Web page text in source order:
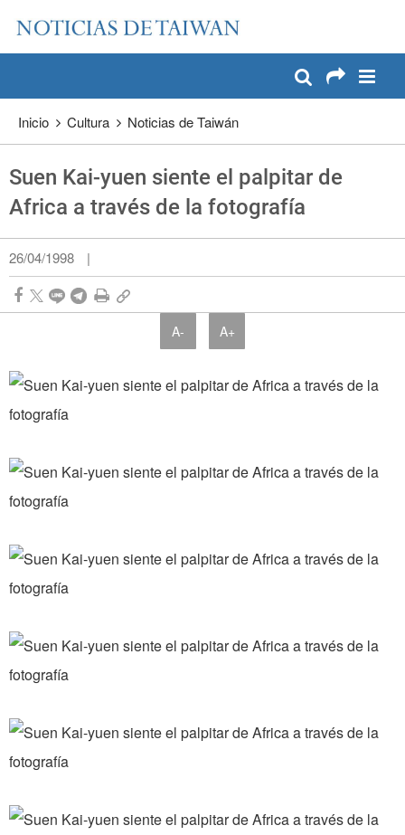
Pase a contenido principal
Inicio Cultura Noticias de Taiwán
Suen Kai-yuen siente el palpitar de
Africa a través de la fotografía
26/04/1998 |
A- A+